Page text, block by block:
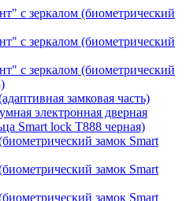
с зеркалом (биометрический
с зеркалом (биометрический
с зеркалом (биометрический
замковая часть)
электронная дверная
Smart lock T888 черная)
замок Smart
замок Smart
замок Smart